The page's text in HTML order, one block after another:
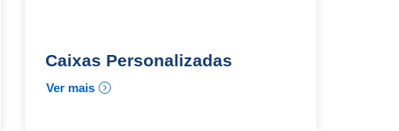
Caixas Personalizadas
Ver mais